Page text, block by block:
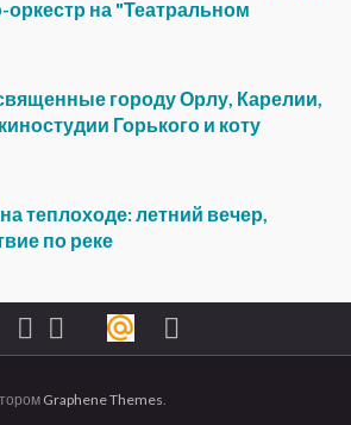
на "Театральном
городу Орлу, Карелии,
Горького и коту
теплоходе: летний вечер,
по реке
Graphene Themes